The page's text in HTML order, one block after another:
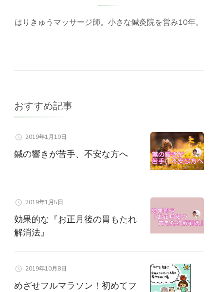
はりきゅうマッサージ師。小さな鍼灸院を営み10年。
おすすめ記事
2019年1月10日
鍼の響きが苦手、不安な方へ
2019年1月5日
効果的な『お正月後の胃もたれ
解消法』
2019年10月8日
めざせフルマラソン！初めてフ